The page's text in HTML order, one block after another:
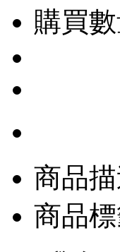
購買數
商品
商品